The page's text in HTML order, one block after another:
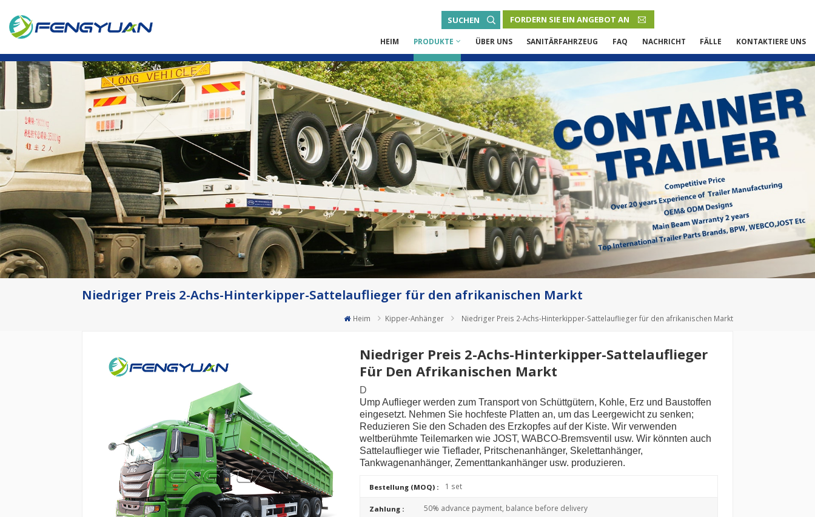
SUCHEN FORDERN SIE EIN ANGEBOT AN
Русский язык
Español
Português
Malay
ภาษา
Türkçe
HEIM PRODUKTE ÜBER UNS SANITÄRFAHRZEUG FAQ NACHRICHT FÄLLE KONTAKTIERE UNS
Niedriger Preis 2-Achs-Hinterkipper-Sattelauflieger für den afrikanischen Markt
Heim Kipper-Anhänger Niedriger Preis 2-Achs-Hinterkipper-Sattelauflieger für den afrikanischen Markt
Niedriger Preis 2-Achs-Hinterkipper-Sattelauflieger
Für Den Afrikanischen Markt
D
Ump Auflieger werden zum Transport von Schüttgütern, Kohle, Erz und Baustoffen
eingesetzt. Nehmen Sie hochfeste Platten an, um das Leergewicht zu senken;
Reduzieren Sie den Schaden des Erzkopfes auf der Kiste. Wir verwenden
weltberühmte Teilemarken wie JOST, WABCO-Bremsventil usw. Wir könnten auch
Sattelauflieger wie Tieflader, Pritschenanhänger, Skelettanhänger,
Tankwagenanhänger, Zementtankanhänger usw. produzieren.
Bestellung (MOQ) : 1 set
Zahlung : 50% advance payment, balance before delivery